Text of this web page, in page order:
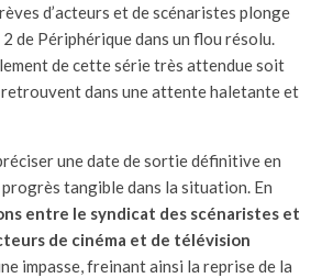
d’acteurs et de scénaristes plonge
de Périphérique dans un flou résolu.
de cette série très attendue soit
retrouvent dans une attente haletante et
une date de sortie définitive en
progrès tangible dans la situation. En
entre le syndicat des scénaristes et
de cinéma et de télévision
impasse, freinant ainsi la reprise de la